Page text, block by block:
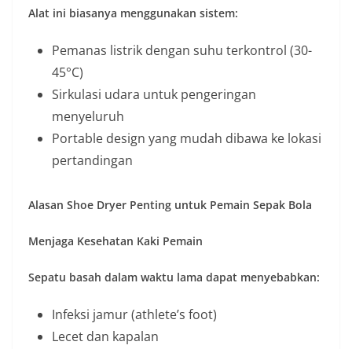
Alat ini biasanya menggunakan sistem:
Pemanas listrik dengan suhu terkontrol (30-
45°C)
Sirkulasi udara untuk pengeringan
menyeluruh
Portable design yang mudah dibawa ke lokasi
pertandingan
Alasan Shoe Dryer Penting untuk Pemain Sepak Bola
Menjaga Kesehatan Kaki Pemain
Sepatu basah dalam waktu lama dapat menyebabkan:
Infeksi jamur (athlete’s foot)
Lecet dan kapalan